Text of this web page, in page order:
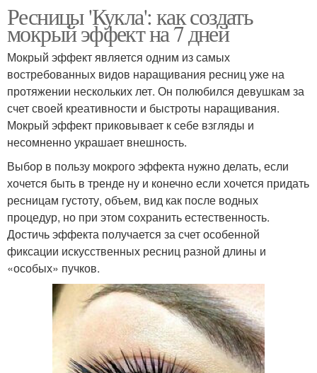
Ресницы 'Кукла': как создать
мокрый эффект на 7 дней
Мокрый эффект является одним из самых
востребованных видов наращивания ресниц уже на
протяжении нескольких лет. Он полюбился девушкам за
счет своей креативности и быстроты наращивания.
Мокрый эффект приковывает к себе взгляды и
несомненно украшает внешность.
Выбор в пользу мокрого эффекта нужно делать, если
хочется быть в тренде ну и конечно если хочется придать
ресницам густоту, объем, вид как после водных
процедур, но при этом сохранить естественность.
Достичь эффекта получается за счет особенной
фиксации искусственных ресниц разной длины и
«особых» пучков.